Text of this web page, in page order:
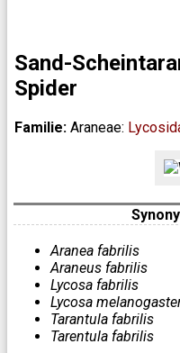
Sand-
Spider
Familie: Araneae:
Aranea fabrilis
Araneus fabrilis
Lycosa fabrilis
Lycosa
Tarantula fabrilis
Tarentula fabrilis